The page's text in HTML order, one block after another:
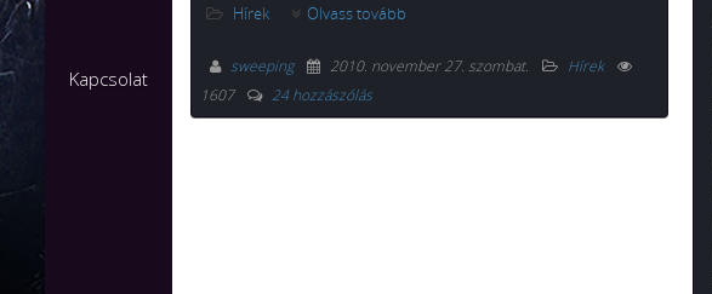
Kapcsolat
Hírek Olvass tovább
sweeping 2010. november 27. szombat.
Hírek
1607
24 hozzászólás